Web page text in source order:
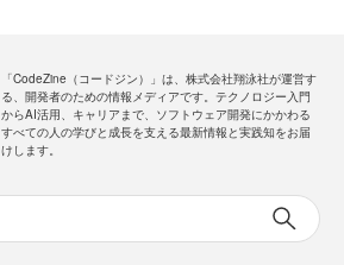
「CodeZine（コードジン）」は、株式会社翔泳社が運営す
る、開発者のための情報メディアです。テクノロジー入門
からAI活用、キャリアまで、ソフトウェア開発にかかわる
すべての人の学びと成長を支える最新情報と実践知をお届
けします。